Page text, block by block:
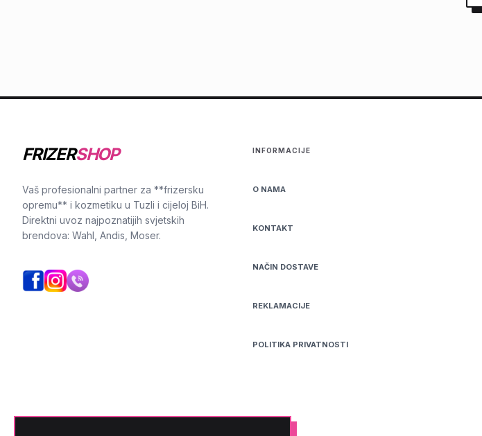
FRIZERSHOP
Vaš profesionalni partner za **frizersku
opremu** i kozmetiku u Tuzli i cijeloj BiH.
Direktni uvoz najpoznatijih svjetskih
brendova: Wahl, Andis, Moser.
INFORMACIJE
O NAMA
KONTAKT
NAČIN DOSTAVE
REKLAMACIJE
POLITIKA PRIVATNOSTI